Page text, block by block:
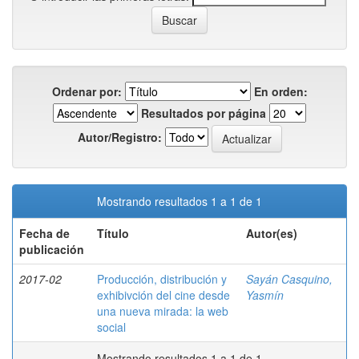
Ordenar por:
En orden:
Resultados por página
Autor/Registro:
Mostrando resultados 1 a 1 de 1
Fecha de
publicación
Título Autor(es)
2017-02
Producción, distribución y
exhibivción del cine desde
una nueva mirada: la web
social
Sayán Casquino,
Yasmín